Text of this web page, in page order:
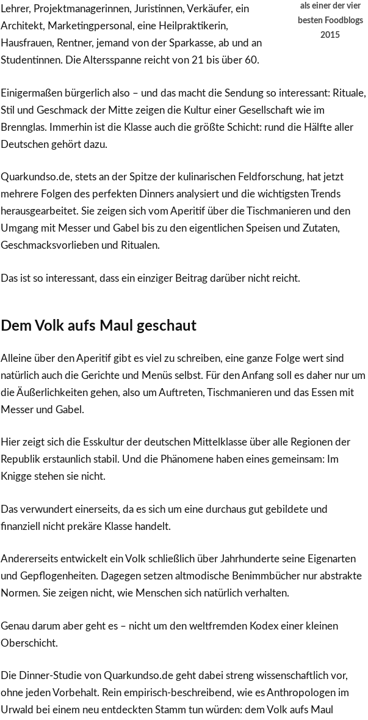
als einer der vier
besten Foodblogs
2015
Lehrer, Projektmanagerinnen, Juristinnen, Verkäufer, ein
Architekt, Marketingpersonal, eine Heilpraktikerin,
Hausfrauen, Rentner, jemand von der Sparkasse, ab und an
Studentinnen. Die Altersspanne reicht von 21 bis über 60.
Einigermaßen bürgerlich also – und das macht die Sendung so interessant: Rituale,
Stil und Geschmack der Mitte zeigen die Kultur einer Gesellschaft wie im
Brennglas. Immerhin ist die Klasse auch die größte Schicht: rund die Hälfte aller
Deutschen gehört dazu.
Quarkundso.de, stets an der Spitze der kulinarischen Feldforschung, hat jetzt
mehrere Folgen des perfekten Dinners analysiert und die wichtigsten Trends
herausgearbeitet. Sie zeigen sich vom Aperitif über die Tischmanieren und den
Umgang mit Messer und Gabel bis zu den eigentlichen Speisen und Zutaten,
Geschmacksvorlieben und Ritualen.
Das ist so interessant, dass ein einziger Beitrag darüber nicht reicht.
Dem Volk aufs Maul geschaut
Alleine über den Aperitif gibt es viel zu schreiben, eine ganze Folge wert sind
natürlich auch die Gerichte und Menüs selbst. Für den Anfang soll es daher nur um
die Äußerlichkeiten gehen, also um Auftreten, Tischmanieren und das Essen mit
Messer und Gabel.
Hier zeigt sich die Esskultur der deutschen Mittelklasse über alle Regionen der
Republik erstaunlich stabil. Und die Phänomene haben eines gemeinsam: Im
Knigge stehen sie nicht.
Das verwundert einerseits, da es sich um eine durchaus gut gebildete und
finanziell nicht prekäre Klasse handelt.
Andererseits entwickelt ein Volk schließlich über Jahrhunderte seine Eigenarten
und Gepflogenheiten. Dagegen setzen altmodische Benimmbücher nur abstrakte
Normen. Sie zeigen nicht, wie Menschen sich natürlich verhalten.
Genau darum aber geht es – nicht um den weltfremden Kodex einer kleinen
Oberschicht.
Die Dinner-Studie von Quarkundso.de geht dabei streng wissenschaftlich vor,
ohne jeden Vorbehalt. Rein empirisch-beschreibend, wie es Anthropologen im
Urwald bei einem neu entdeckten Stamm tun würden: dem Volk aufs Maul